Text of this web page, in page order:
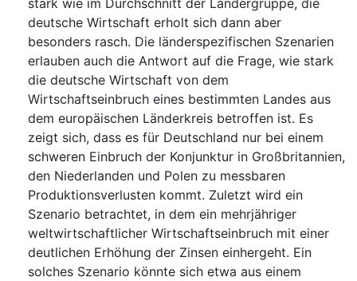
stark wie im Durchschnitt der Ländergruppe, die
deutsche Wirtschaft erholt sich dann aber
besonders rasch. Die länderspezifischen Szenarien
erlauben auch die Antwort auf die Frage, wie stark
die deutsche Wirtschaft von dem
Wirtschaftseinbruch eines bestimmten Landes aus
dem europäischen Länderkreis betroffen ist. Es
zeigt sich, dass es für Deutschland nur bei einem
schweren Einbruch der Konjunktur in Großbritannien,
den Niederlanden und Polen zu messbaren
Produktionsverlusten kommt. Zuletzt wird ein
Szenario betrachtet, in dem ein mehrjähriger
weltwirtschaftlicher Wirtschaftseinbruch mit einer
deutlichen Erhöhung der Zinsen einhergeht. Ein
solches Szenario könnte sich etwa aus einem